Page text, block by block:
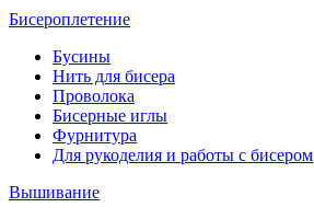
Бисероплетение
Бусины
Нить для бисера
Проволока
Бисерные иглы
Фурнитура
Для рукоделия и работы с бисером
Вышивание